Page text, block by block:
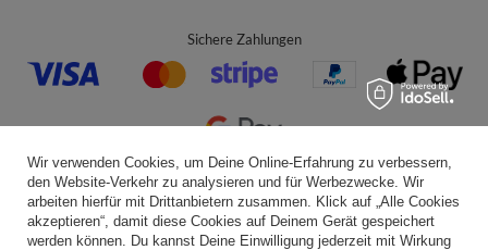
Sichere Zahlungen
Bequeme Lieferung
Wir verwenden Cookies, um Deine Online-Erfahrung zu verbessern,
den Website-Verkehr zu analysieren und für Werbezwecke. Wir
arbeiten hierfür mit Drittanbietern zusammen. Klick auf „Alle Cookies
akzeptieren“, damit diese Cookies auf Deinem Gerät gespeichert
werden können. Du kannst Deine Einwilligung jederzeit mit Wirkung